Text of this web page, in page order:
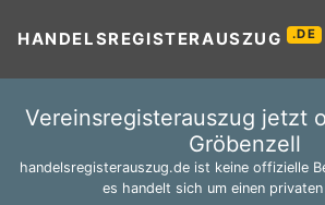
HANDELSREGISTERAUSZUG .DE
Vereinsregisterauszug jetzt
Gröbenzell
handelsregisterauszug.de ist keine offizielle
es handelt sich um einen